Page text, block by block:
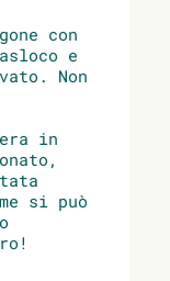
con
e
Non
in
si può